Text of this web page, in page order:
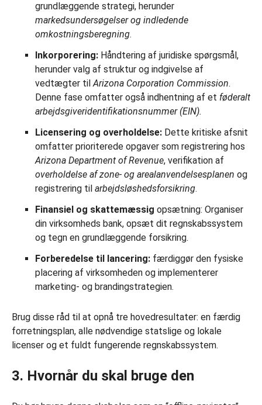
grundlæggende strategi, herunder
markedsundersøgelser og indledende
omkostningsberegning.
Inkorporering: Håndtering af juridiske spørgsmål,
herunder valg af struktur og indgivelse af
vedtægter tilArizona Corporation Commission.
Denne fase omfatter også indhentning af et føderalt
arbejdsgiveridentifikationsnummer (EIN).
Licensering og overholdelse: Dette kritiske afsnit
omfatter prioriterede opgaver som registrering hos
Arizona Department of Revenue, verifikation af
overholdelse af zone- og arealanvendelsesplanen og
registrering til arbejdsløshedsforsikring.
Finansiel og skattemæssig opsætning: Organiser
din virksomheds bank, opsæt dit regnskabssystem
og tegn en grundlæggende forsikring.
Forberedelse til lancering: færdiggør den fysiske
placering af virksomheden og implementerer
marketing- og brandingstrategien.
Brug disse råd til at opnå tre hovedresultater: en færdig
forretningsplan, alle nødvendige statslige og lokale
licenser og et fuldt fungerende regnskabssystem.
3. Hvornår du skal bruge den